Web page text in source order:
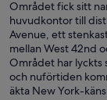
Området fick sitt
huvudkontor till
Avenue, ett
mellan West 42nd
Området har lyckts
och nuförtiden
äkta New York-